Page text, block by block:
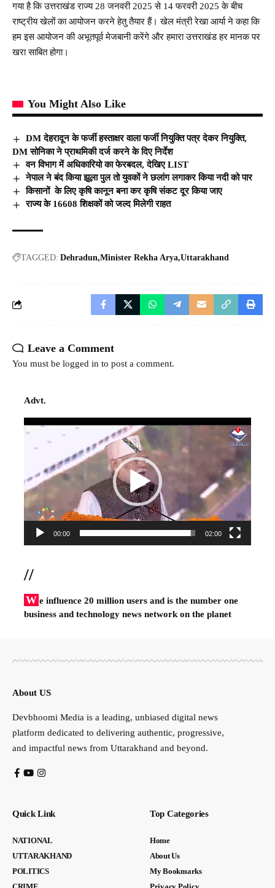
गया है कि उत्तराखंड राज्य 28 जनवरी 2025 से 14 फरवरी 2025 के बीच
राष्ट्रीय खेलों का आयोजन करने हेतु तैयार हैं। खेल मंत्री रेखा आर्या ने कहा कि
हम इस आयोजन की अभूतपूर्व मेजबानी करेंगे और हमारा उत्तराखंड हर मानक पर
खरा साबित होगा।
You Might Also Like
DM देहरादून के फर्जी हस्ताक्षर वाला फर्जी नियुक्ति पत्र देकर नियुक्ति,
DM सोनिका ने प्राथमिकी दर्ज करने के दिए निर्देश
वन विभाग में अधिकारियो का फेरबदल, देखिए LIST
नेपाल ने बंद किया झूला पुल तो युवकों ने छलांग लगाकर किया नदी को पार
किसानों के लिए कृषि कानून बना कर कृषि संकट दूर किया जाए
राज्य के 16608 शिक्षकों को जल्द मिलेगी राहत
TAGGED: Dehradun Minister Rekha Arya Uttarakhand
Leave a Comment
You must be logged in to post a comment.
Advt.
Video
00:00 02:00
//
W e influence 20 million users and is the number one
business and technology news network on the planet
About US
Devbhoomi Media is a leading, unbiased digital news
platform dedicated to delivering authentic, progressive,
and impactful news from Uttarakhand and beyond.
Quick Link
NATIONAL
UTTARAKHAND
POLITICS
Top Categories
Home
About Us
My Bookmarks